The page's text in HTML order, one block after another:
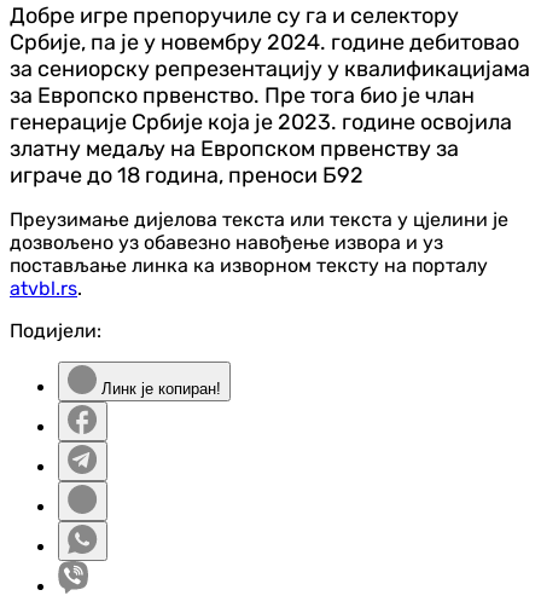
Добре игре препоручиле су га и селектору
Србије, па је у новембру 2024. године дебитовао
за сениорску репрезентацију у квалификацијама
за Европско првенство. Пре тога био је члан
генерације Србије која је 2023. године освојила
златну медаљу на Европском првенству за
играче до 18 година, преноси Б92
Преузимање дијелова текста или текста у цјелини је
дозвољено уз обавезно навођење извора и уз
постављање линка ка изворном тексту на порталу
atvbl.rs.
Подијели:
Линк је копиран!